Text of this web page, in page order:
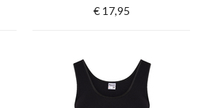
€ 17,95